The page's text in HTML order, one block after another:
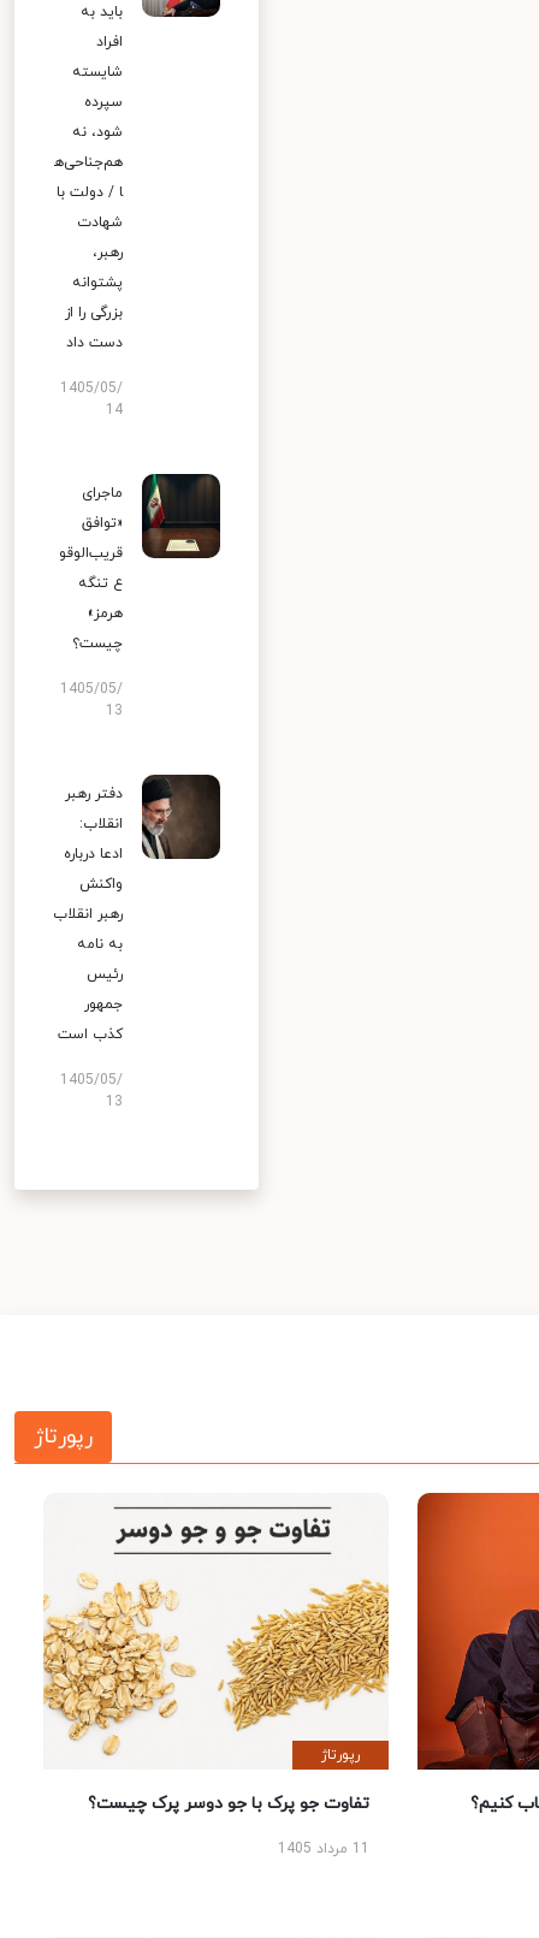
باید به
افراد
شایسته
سپرده
شود، نه
هم‌جناحی‌ه
ا / دولت با
شهادت
رهبر،
پشتوانه
بزرگی را از
دست داد
1405/05/
14
ماجرای
«توافق
قریب‌الوقو
ع تنگه
هرمز»
چیست؟
1405/05/
13
دفتر رهبر
انقلاب:
ادعا درباره
واکنش
رهبر انقلاب
به نامه
رئیس
جمهور
کذب است
1405/05/
13
رپورتاژ
کنیم؟
رپورتاژ
تفاوت جو پرک با جو دوسر پرک چیست؟